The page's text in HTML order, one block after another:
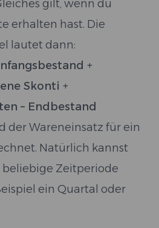
gilt, wenn du
erhalten hast. Die
lautet dann:
+
Skonti +
– Endbestand
der Wareneinsatz für ein
Natürlich kannst
Zeitperiode
ein Quartal oder